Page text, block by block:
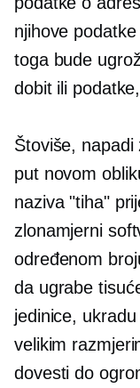
njihove
toga bude
dobit ili
Štoviše,
put novom
naziva "tiha"
zlonamjerni
određenom
da ugrabe
jedinice,
velikim
dovesti do